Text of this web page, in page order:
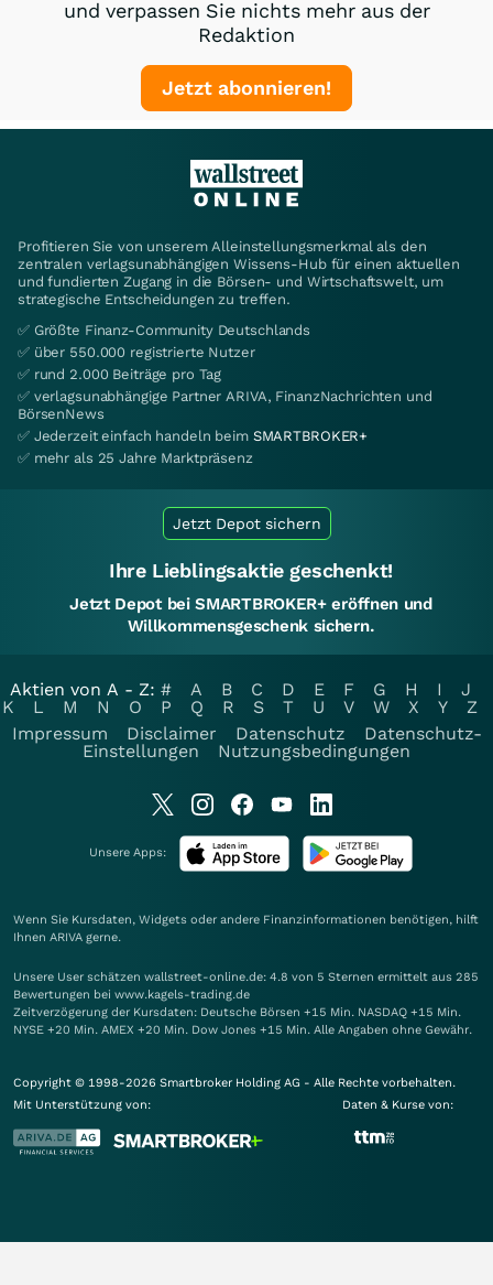
und verpassen Sie nichts mehr aus der
Redaktion
Jetzt abonnieren!
Profitieren Sie von unserem Alleinstellungsmerkmal als den
zentralen verlagsunabhängigen Wissens-Hub für einen aktuellen
und fundierten Zugang in die Börsen- und Wirtschaftswelt, um
strategische Entscheidungen zu treffen.
✅ Größte Finanz-Community Deutschlands
✅ über 550.000 registrierte Nutzer
✅ rund 2.000 Beiträge pro Tag
✅ verlagsunabhängige Partner ARIVA, FinanzNachrichten und
BörsenNews
✅ Jederzeit einfach handeln beim SMARTBROKER+
✅ mehr als 25 Jahre Marktpräsenz
Jetzt Depot sichern
Ihre Lieblingsaktie geschenkt!
Jetzt Depot bei SMARTBROKER+ eröffnen und
Willkommensgeschenk sichern.
Aktien von A - Z: # A B C D E F G H I
J
K
L M N O P Q R S T U V W X Y
Z
Impressum
Disclaimer Datenschutz
Datenschutz-
Einstellungen
Nutzungsbedingungen
Unsere Apps:
Wenn Sie Kursdaten, Widgets oder andere Finanzinformationen benötigen, hilft
Ihnen ARIVA gerne.
Unsere User schätzen wallstreet-online.de: 4.8 von 5 Sternen ermittelt aus 285
Bewertungen bei www.kagels-trading.de
Zeitverzögerung der Kursdaten: Deutsche Börsen +15 Min. NASDAQ +15 Min.
NYSE +20 Min. AMEX +20 Min. Dow Jones +15 Min. Alle Angaben ohne Gewähr.
Copyright © 1998-2026 Smartbroker Holding AG - Alle Rechte vorbehalten.
Mit Unterstützung von:
Daten & Kurse von: